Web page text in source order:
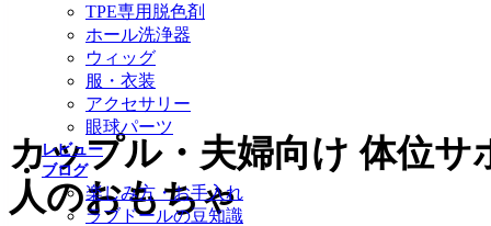
TPE専用脱色剤
ホール洗浄器
ウィッグ
服・衣装
アクセサリー
眼球パーツ
レビュー
ブログ
楽しみ方・お手入れ
ラブドールの豆知識
カップル・夫婦向け 体位
人のおもちゃ